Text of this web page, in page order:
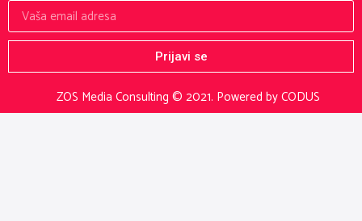
ZOS Media Consulting © 2021. Powered by CODUS
Prijavi se